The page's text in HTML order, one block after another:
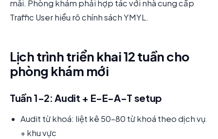
mãi. Phòng khám phải hợp tác với nhà cung cấp
Traffic User hiểu rõ chính sách YMYL.
Lịch trình triển khai 12 tuần cho
phòng khám mới
Tuần 1-2: Audit + E-E-A-T setup
Audit từ khoá: liệt kê 50-80 từ khoá theo dịch vụ
+ khu vực